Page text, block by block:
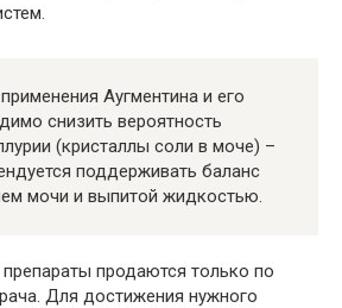
Аугментина и его
снизить вероятность
(кристаллы соли в моче) –
поддерживать баланс
мочи и выпитой жидкостью.
продаются только по
Для достижения нужного